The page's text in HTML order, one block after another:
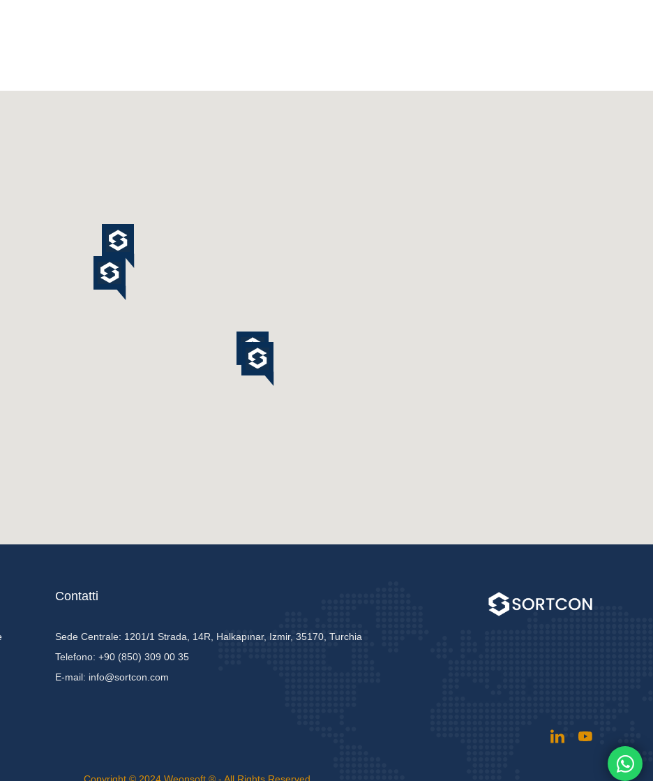
Contatti
Sede Centrale: 1201/1 Strada, 14R, Halkapınar, Izmir, 35170, Turchia
Telefono: +90 (850) 309 00 35
E-mail: info@sortcon.com